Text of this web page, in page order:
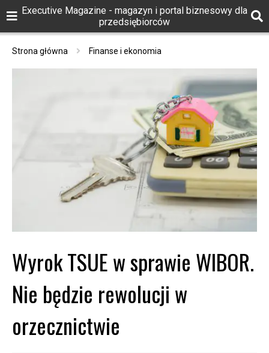
Executive Magazine - magazyn i portal biznesowy dla
przedsiębiorców
Strona główna Finanse i ekonomia
Wyrok TSUE w sprawie WIBOR.
Nie będzie rewolucji w
orzecznictwie